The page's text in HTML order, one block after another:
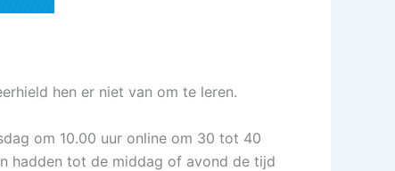
hen er niet van om te leren.
om 10.00 uur online om 30 tot 40
hadden tot de middag of avond de tijd